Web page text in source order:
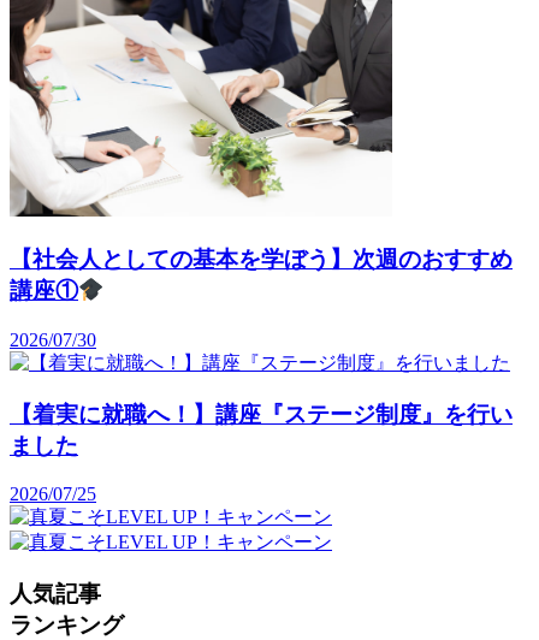
【社会人としての基本を学ぼう】次週のおすすめ
講座①
2026/07/30
【着実に就職へ！】講座『ステージ制度』を行い
ました
2026/07/25
人気記事
ランキング